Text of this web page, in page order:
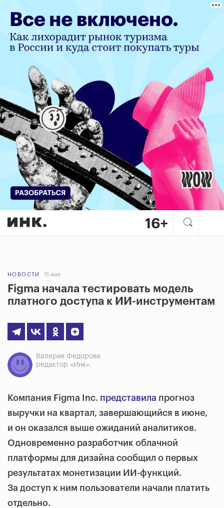
НОВОСТИ 15 мая
Figma начала тестировать модель
платного доступа к ИИ-инструментам
Валерия Федорова
редактор «Инк».
Компания Figma Inc. представила прогноз
выручки на квартал, завершающийся в июне,
и он оказался выше ожиданий аналитиков.
Одновременно разработчик облачной
платформы для дизайна сообщил о первых
результатах монетизации ИИ-функций.
За доступ к ним пользователи начали платить
отдельно.